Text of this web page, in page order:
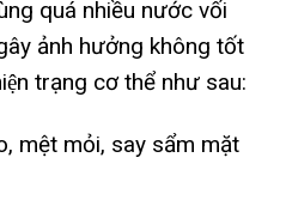
quá nhiều nước vối
ảnh hưởng không tốt
trạng cơ thể như sau:
mệt mỏi, say sẩm mặt